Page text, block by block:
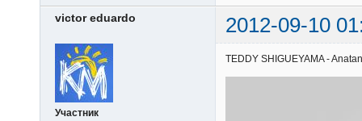
victor eduardo 2012-09-10
Участник
TEDDY SHIGUEYAMA -